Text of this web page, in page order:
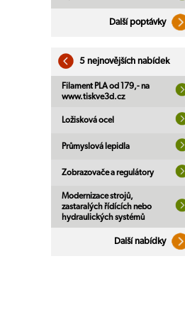
Další poptávky
5 nejnovějších nabídek
Filament PLA od 179,- na
www.tiskve3d.cz
Ložisková ocel
Průmyslová lepidla
Zobrazovače a regulátory
Modernizace strojů,
zastaralých řídících nebo
hydraulických systémů
Další nabídky